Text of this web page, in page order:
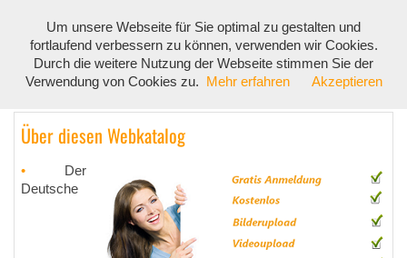
Über diesen Webkatalog
•
Der
Deutsche
Um unsere Webseite für Sie optimal zu gestalten und
fortlaufend verbessern zu können, verwenden wir Cookies.
Durch die weitere Nutzung der Webseite stimmen Sie der
Verwendung von Cookies zu.
Mehr erfahren Akzeptieren